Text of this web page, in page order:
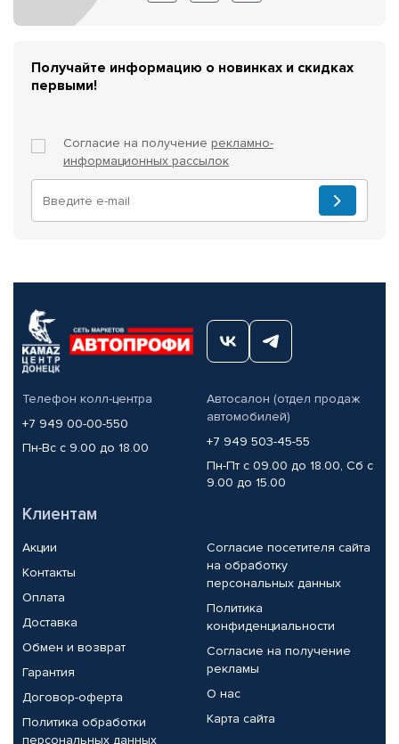
Получайте информацию о новинках и скидках
первыми!
Согласие на получение рекламно-
информационных рассылок
Телефон колл-центра
+7 949 00-00-550
Пн-Вс с 9.00 до 18.00
Автосалон (отдел продаж
автомобилей)
+7 949 503-45-55
Пн-Пт с 09.00 до 18.00, Сб с
9.00 до 15.00
Клиентам
Акции
Контакты
Оплата
Доставка
Обмен и возврат
Гарантия
Договор-оферта
Политика обработки
персональных данных
Согласие посетителя сайта
на обработку
персональных данных
Политика
конфиденциальности
Согласие на получение
рекламы
О нас
Карта сайта